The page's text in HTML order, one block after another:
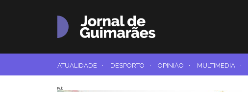
ATUALIDADE · DESPORTO · OPINIÃO · MULTIMEDIA ·
Pub